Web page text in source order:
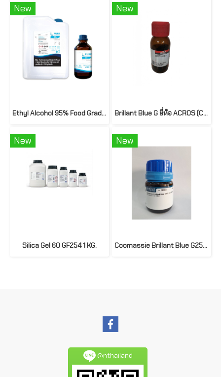
New
Ethyl Alcohol 95% Food Grade : L PURE
New
Brillant Blue G ยี่ห้อ ACROS (CI 42655) 25g.
New
Silica Gel 60 GF254 1 KG.
New
Coomassie Brillant Blue G250 (C.I. 42655) ยี่ห้อ Glentham Life Sciences (UK) 25 กรัม
@nthailand